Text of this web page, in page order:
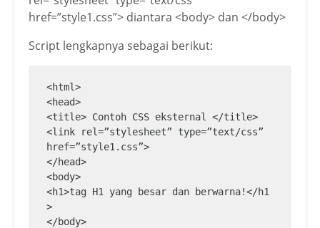
href=”style1.css”> diantara <body> dan </body>
Script lengkapnya sebagai berikut:
<html>
<head>
<title> Contoh CSS eksternal </title>
<link rel=”stylesheet” type=”text/css”
href=”style1.css”>
</head>
<body>
<h1>tag H1 yang besar dan berwarna!</h1
>
</body>